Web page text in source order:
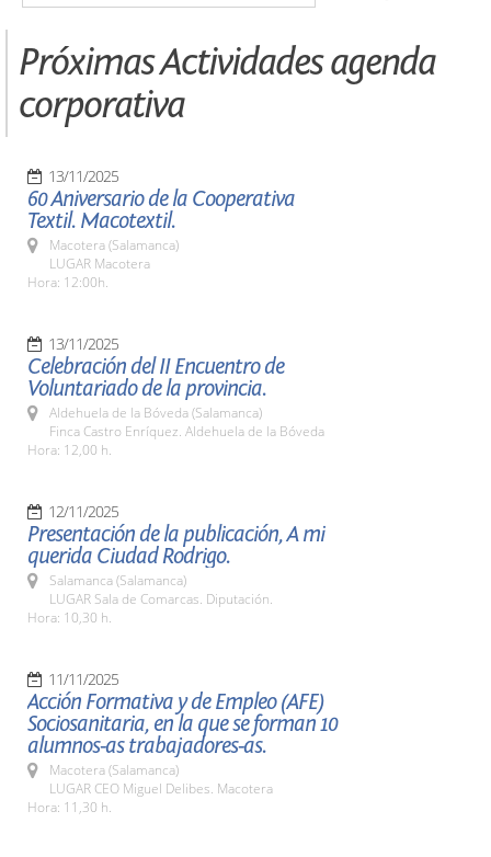
Próximas Actividades agenda
corporativa
13/11/2025
60 Aniversario de la Cooperativa
Textil. Macotextil.
Macotera (Salamanca)
LUGAR Macotera
Hora: 12:00h.
13/11/2025
Celebración del II Encuentro de
Voluntariado de la provincia.
Aldehuela de la Bóveda (Salamanca)
Finca Castro Enríquez. Aldehuela de la Bóveda
Hora: 12,00 h.
12/11/2025
Presentación de la publicación, A mi
querida Ciudad Rodrigo.
Salamanca (Salamanca)
LUGAR Sala de Comarcas. Diputación.
Hora: 10,30 h.
11/11/2025
Acción Formativa y de Empleo (AFE)
Sociosanitaria, en la que se forman 10
alumnos-as trabajadores-as.
Macotera (Salamanca)
LUGAR CEO Miguel Delibes. Macotera
Hora: 11,30 h.